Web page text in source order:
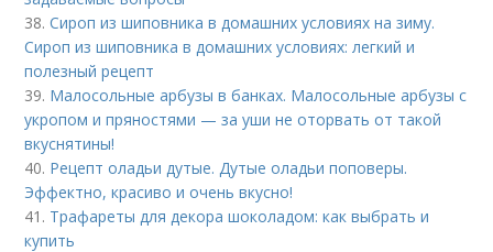
38.Сироп из шиповника в домашних условиях на зиму.
Сироп из шиповника в домашних условиях: легкий и
полезный рецепт
39. Малосольные арбузы в банках. Малосольные арбузы с
укропом и пряностями — за уши не оторвать от такой
вкуснятины!
40. Рецепт оладьи дутые. Дутые оладьи поповеры.
Эффектно, красиво и очень вкусно!
41. Трафареты для декора шоколадом: как выбрать и
купить